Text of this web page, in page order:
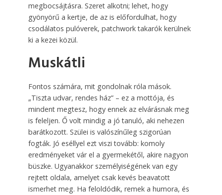
megbocsájtásra. Szeret alkotni; lehet, hogy
gyönyörű a kertje, de az is előfordulhat, hogy
csodálatos pulóverek, patchwork takarók kerülnek
ki a kezei közül.
Muskátli
Fontos számára, mit gondolnak róla mások.
„Tiszta udvar, rendes ház” – ez a mottója, és
mindent megtesz, hogy ennek az elvárásnak meg
is feleljen. Ő volt mindig a jó tanuló, aki nehezen
barátkozott. Szülei is valószínűleg szigorúan
fogták. Jó eséllyel ezt viszi tovább: komoly
eredményeket vár el a gyermekétől, akire nagyon
büszke. Ugyanakkor személyiségének van egy
rejtett oldala, amelyet csak kevés beavatott
ismerhet meg. Ha feloldódik, remek a humora, és